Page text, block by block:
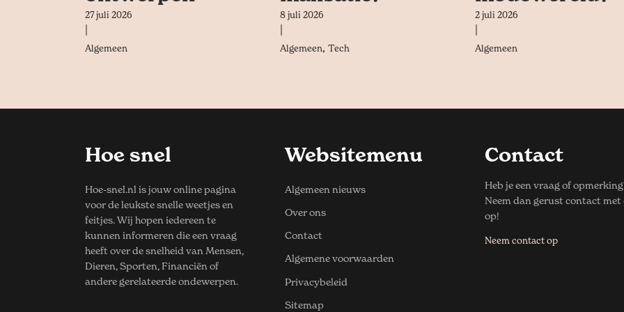
27 juli 2026
Algemeen
8 juli 2026
Algemeen, Tech
2 juli 2026
Algemeen
Hoe snel
Hoe-snel.nl is jouw online pagina
voor de leukste snelle weetjes en
feitjes. Wij hopen iedereen te
kunnen informeren die een vraag
heeft over de snelheid van Mensen,
Dieren, Sporten, Financiën of
andere gerelateerde ondewerpen.
Websitemenu
Algemeen nieuws
Over ons
Contact
Algemene voorwaarden
Privacybeleid
Sitemap
Contact
Heb je een vraag of
Neem dan gerust contact met
op!
Neem contact op